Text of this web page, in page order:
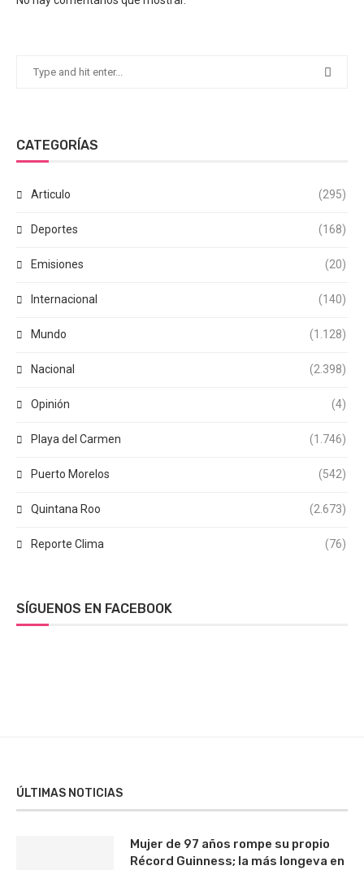
CATEGORÍAS
Articulo (295)
Deportes (168)
Emisiones (20)
Internacional (140)
Mundo (1.128)
Nacional (2.398)
Opinión (4)
Playa del Carmen (1.746)
Puerto Morelos (542)
Quintana Roo (2.673)
Reporte Clima (76)
SÍGUENOS EN FACEBOOK
ÚLTIMAS NOTICIAS
Mujer de 97 años rompe su propio
Récord Guinness; la más longeva en